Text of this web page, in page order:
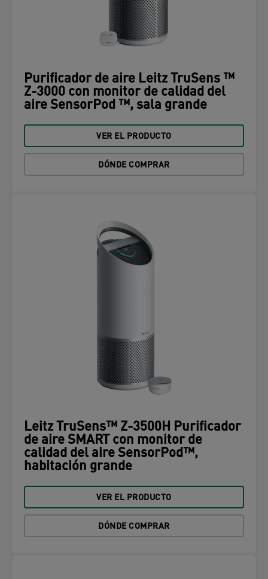
Purificador de aire Leitz TruSens ™
Z-3000 con monitor de calidad del
aire SensorPod ™, sala grande
VER EL PRODUCTO
DÓNDE COMPRAR
Leitz TruSens™ Z-3500H Purificador
de aire SMART con monitor de
calidad del aire SensorPod™,
habitación grande
VER EL PRODUCTO
DÓNDE COMPRAR